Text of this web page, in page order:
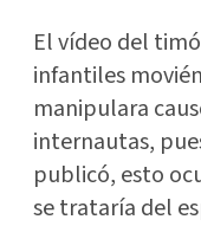
El vídeo del
infantiles
manipulara
internautas,
publicó, esto
se trataría del